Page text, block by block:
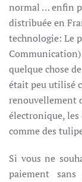
normal … enfin
distribuée en
technologie: Le
Communication)
quelque chose
était peu utilisé
renouvellement
électronique, les
comme des
Si vous ne
paiement